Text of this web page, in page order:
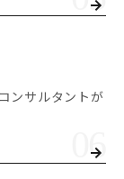
ンサルタントが